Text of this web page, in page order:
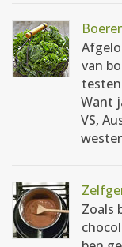
van
Want
VS,
Zoals